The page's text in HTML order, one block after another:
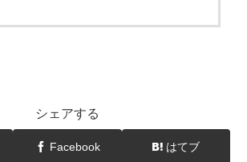
シェアする
Facebook はてブ